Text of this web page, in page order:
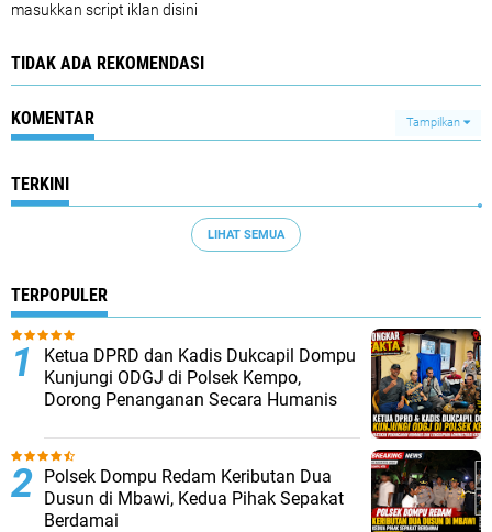
masukkan script iklan disini
TIDAK ADA REKOMENDASI
KOMENTAR Tampilkan
TERKINI
LIHAT SEMUA
TERPOPULER
Ketua DPRD dan Kadis Dukcapil Dompu
Kunjungi ODGJ di Polsek Kempo,
Dorong Penanganan Secara Humanis
Polsek Dompu Redam Keributan Dua
Dusun di Mbawi, Kedua Pihak Sepakat
Berdamai